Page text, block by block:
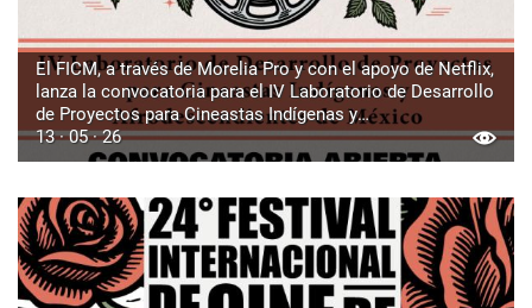
El FICM, a través de Morelia Pro y con el apoyo de Netflix,
lanza la convocatoria para el IV Laboratorio de Desarrollo
de Proyectos para Cineastas Indígenas y
Afrodescendientes de México
13 · 05 · 26